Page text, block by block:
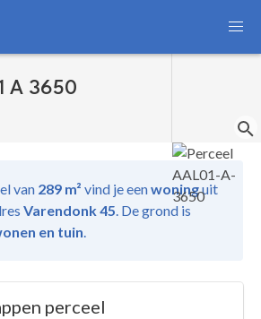
A 3650
van 289 m² vind jeeenwoninguit
Varendonk 45. De grond is
en tuin.
perceel